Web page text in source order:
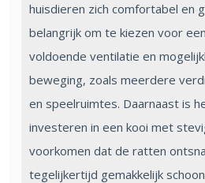
huisdieren zich comfortabel en
belangrijk om te kiezen voor
voldoende ventilatie en
beweging, zoals meerdere
en speelruimtes. Daarnaast is
investeren in een kooi met
voorkomen dat de ratten
tegelijkertijd gemakkelijk